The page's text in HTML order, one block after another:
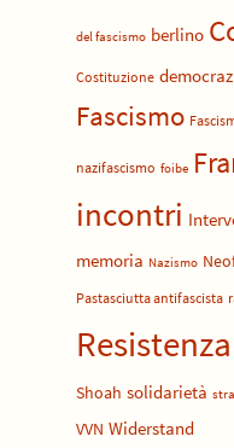
del fascismo berlino
Costituzione
Fascismo
nazifascismo foibe
incontri
memoria Nazismo
Pastasciutta antifascista
Resistenza
Shoah solidarietà
VVN Widerstand